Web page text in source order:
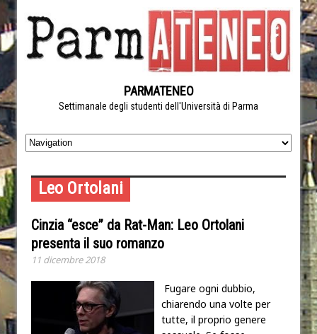
PARMATENEO
Settimanale degli studenti dell'Università di Parma
Leo Ortolani
Cinzia “esce” da Rat-Man: Leo Ortolani
presenta il suo romanzo
11 dicembre 2018
Fugare ogni dubbio,
chiarendo una volte per
tutte, il proprio genere